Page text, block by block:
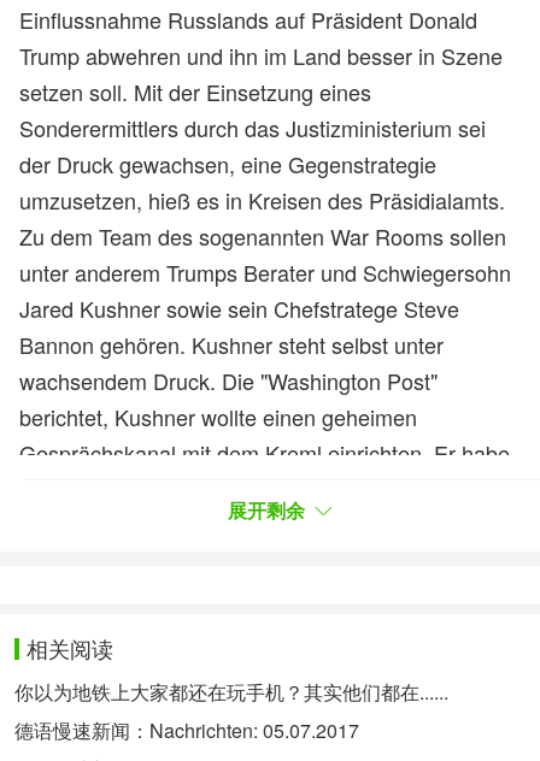
Einflussnahme Russlands auf Präsident Donald
Trump abwehren und ihn im Land besser in Szene
setzen soll. Mit der Einsetzung eines
Sonderermittlers durch das Justizministerium sei
der Druck gewachsen, eine Gegenstrategie
umzusetzen, hieß es in Kreisen des Präsidialamts.
Zu dem Team des sogenannten War Rooms sollen
unter anderem Trumps Berater und Schwiegersohn
Jared Kushner sowie sein Chefstratege Steve
Bannon gehören. Kushner steht selbst unter
wachsendem Druck. Die "Washington Post"
berichtet, Kushner wollte einen geheimen
Gesprächskanal mit dem Kreml einrichten. Er habe
USA, Sergej Kisljak, diskutiert, heißt es unter
russische Einflussnahme auf die US-Wahl ins Visier
der Bundespolizei FBI geraten. Der 36-Jährige ist
mit Trumps Tochter Ivanka verheiratet und berät
seinen Schwiegervater in innen- und
展开剩余
相关阅读
你以为地铁上大家都还在玩手机？其实他们都在......
德语慢速新闻：Nachrichten: 05.07.2017